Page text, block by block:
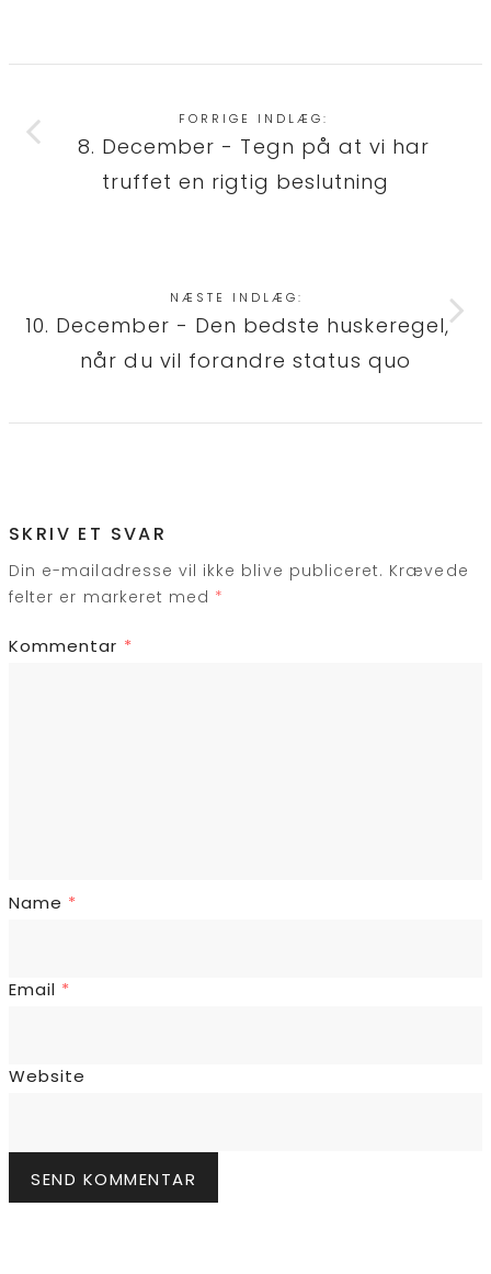
FORRIGE INDLÆG:
8. December - Tegn på at vi har
truffet en rigtig beslutning
NÆSTE INDLÆG:
10. December - Den bedste huskeregel,
når du vil forandre status quo
SKRIV ET SVAR
Din e-mailadresse vil ikke blive publiceret. Krævede
felter er markeret med *
Kommentar *
Name *
Email *
Website